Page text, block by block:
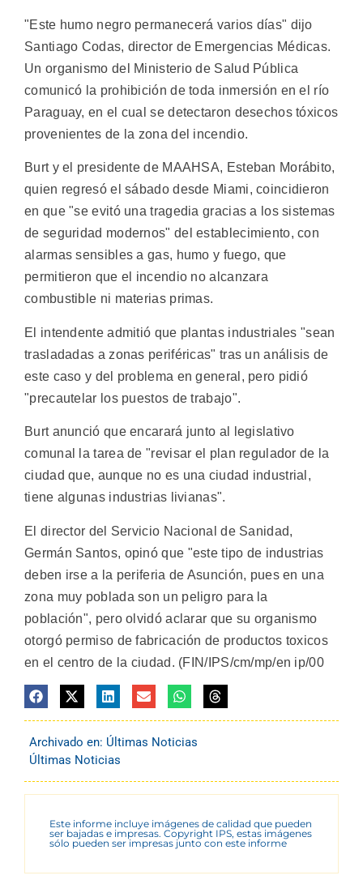
"Este humo negro permanecerá varios días" dijo
Santiago Codas, director de Emergencias Médicas.
Un organismo del Ministerio de Salud Pública
comunicó la prohibición de toda inmersión en el río
Paraguay, en el cual se detectaron desechos tóxicos
provenientes de la zona del incendio.
Burt y el presidente de MAAHSA, Esteban Morábito,
quien regresó el sábado desde Miami, coincidieron
en que "se evitó una tragedia gracias a los sistemas
de seguridad modernos" del establecimiento, con
alarmas sensibles a gas, humo y fuego, que
permitieron que el incendio no alcanzara
combustible ni materias primas.
El intendente admitió que plantas industriales "sean
trasladadas a zonas periféricas" tras un análisis de
este caso y del problema en general, pero pidió
"precautelar los puestos de trabajo".
Burt anunció que encarará junto al legislativo
comunal la tarea de "revisar el plan regulador de la
ciudad que, aunque no es una ciudad industrial,
tiene algunas industrias livianas".
El director del Servicio Nacional de Sanidad,
Germán Santos, opinó que "este tipo de industrias
deben irse a la periferia de Asunción, pues en una
zona muy poblada son un peligro para la
población", pero olvidó aclarar que su organismo
otorgó permiso de fabricación de productos toxicos
en el centro de la ciudad. (FIN/IPS/cm/mp/en ip/00
Archivado en: Últimas Noticias
Últimas Noticias
Este informe incluye imágenes de calidad que pueden
ser bajadas e impresas. Copyright IPS, estas imágenes
sólo pueden ser impresas junto con este informe